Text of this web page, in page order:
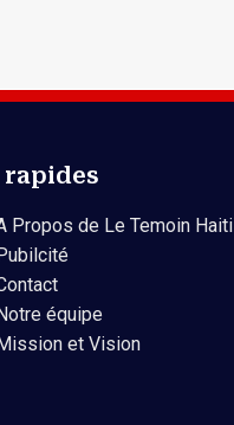
rapides
Propos de Le Temoin Haiti
équipe
et Vision